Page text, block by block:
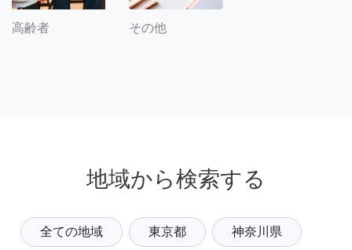
高齢者 その他
地域から検索する
全ての地域 東京都 神奈川県